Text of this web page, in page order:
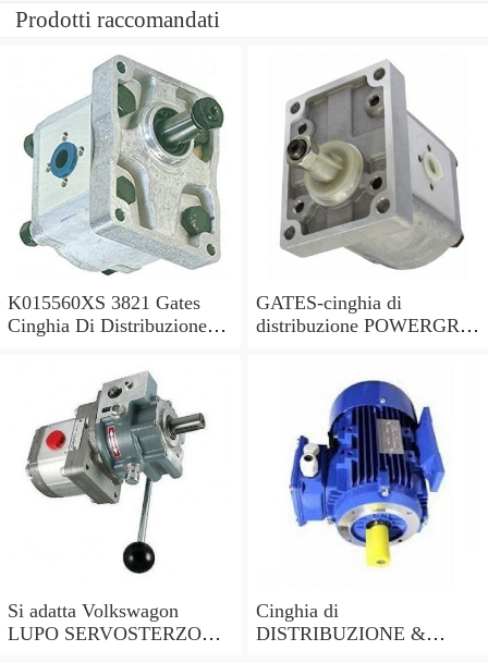
Prodotti raccomandati
K015560XS 3821 Gates
Cinghia Di Distribuzione
GATES-cinghia di
distribuzione POWERGRIP
Si adatta Volkswagon
LUPO SERVOSTERZO
Cinghia di
DISTRIBUZIONE &